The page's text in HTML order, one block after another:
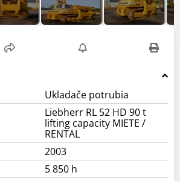
Ukladače potrubia
Liebherr RL 52 HD 90 t
lifting capacity MIETE /
RENTAL
2003
5 850 h